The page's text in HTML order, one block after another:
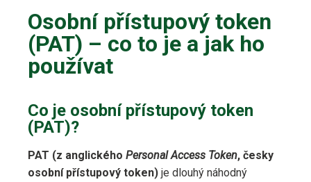
Osobní přístupový token
(PAT) – co to je a jak ho
používat
Co je osobní přístupový token
(PAT)?
PAT (z anglického Personal Access Token, česky
osobní přístupový token) je dlouhý náhodný